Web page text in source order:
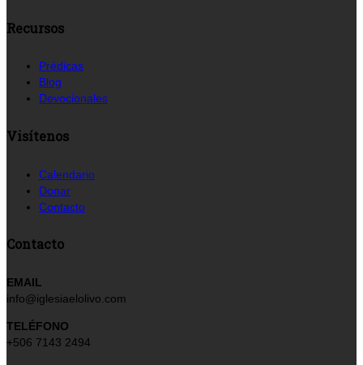
Recursos
Prédicas
Blog
Devocionales
Visítenos
Calendario
Donar
Contacto
Contacto
EMAIL
info@iglesiaelolivo.com
TELÉFONO
+506 7143 2494